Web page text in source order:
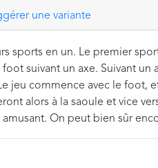
une variante
sports en un. Le premier
suivant un axe. Suivant
jeu commence avec le foot,
alors à la saoule et vice
amusant. On peut bien sûr